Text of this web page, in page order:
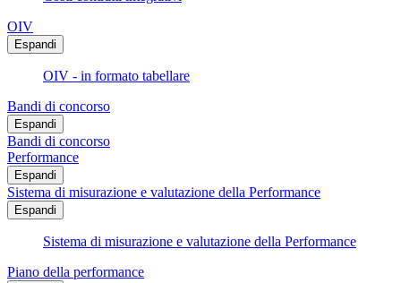
OIV
Espandi
OIV - in formato tabellare
Bandi di concorso
Espandi
Bandi di concorso
Performance
Espandi
Sistema di misurazione e valutazione della Performance
Espandi
Sistema di misurazione e valutazione della Performance
Piano della performance